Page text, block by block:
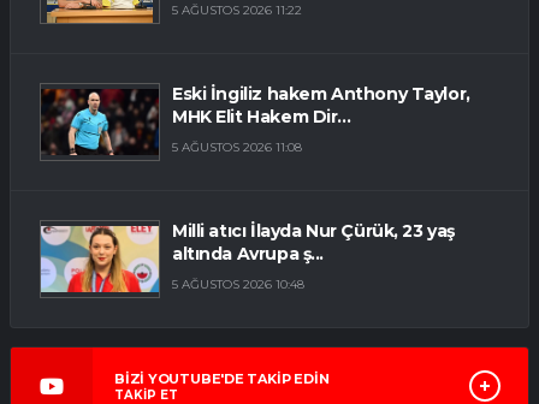
5 AĞUSTOS 2026 11:22
Eski İngiliz hakem Anthony Taylor,
MHK Elit Hakem Dir...
5 AĞUSTOS 2026 11:08
Milli atıcı İlayda Nur Çürük, 23 yaş
altında Avrupa ş...
5 AĞUSTOS 2026 10:48
BİZİ YOUTUBE'DE TAKİP EDİN
TAKİP ET